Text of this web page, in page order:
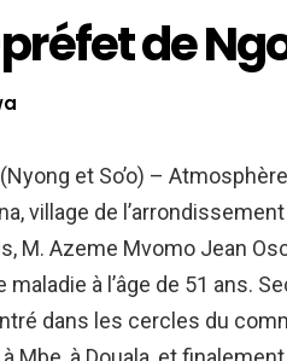
de
et So’o) –
village de
M. Azeme Mvomo Jean
à l’âge de 51 ans.
dans les cercles du